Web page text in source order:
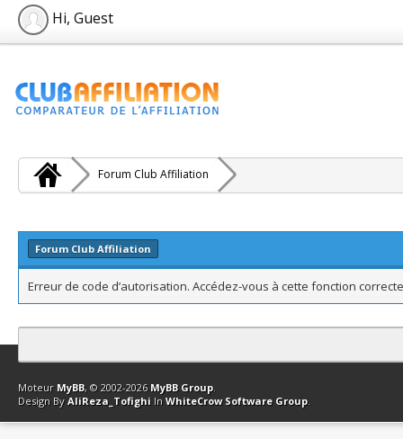
Hi, Guest
Forum Club Affiliation
Forum Club Affiliation
Erreur de code d’autorisation. Accédez-vous à cette fonction
Contact Club Affiliation Retourner en haut Version bas-débit
Moteur MyBB, © 2002-2026 MyBB Group.
Design By AliReza_Tofighi In WhiteCrow Software Group.